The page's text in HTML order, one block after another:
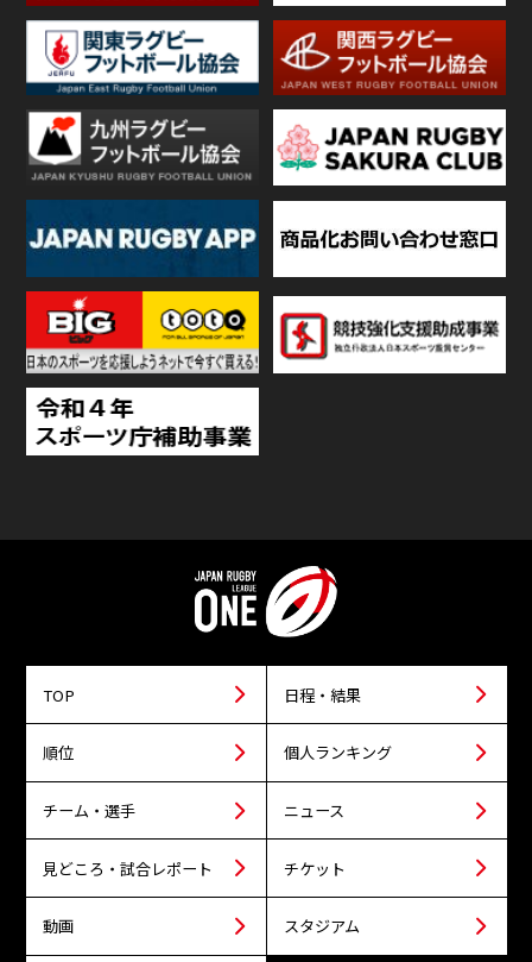
TOP 日程・結果
順位 個人ランキング
チーム・選手 ニュース
見どころ・試合レポート チケット
動画 スタジアム